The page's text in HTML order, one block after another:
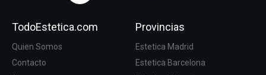
TodoEstetica.com
Quien Somos
Contacto
Provincias
Estetica Madrid
Estetica Barcelona